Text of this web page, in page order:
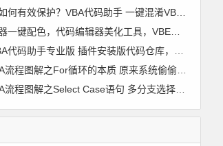
VBA代码如何有效保护？VBA代码助手 一键混淆VBA代码 变成你自己也不认识的样子
VBA编辑器一键配色，代码编辑器美化工具，VBE颜色修改器 VBA颜色修改器 软件使用详解
郑广学VBA代码助手专业版 插件安装版代码仓库，代码管理，VBA代码对齐，代码排版，破解工程密码，隐藏模块，代码混淆，自动插入代码 兼容64
Excel VBA流程图解之For循环的本质 原来系统偷偷干了很多事
Excel VBA流程图解之Select Case语句 多分支选择的最佳选择